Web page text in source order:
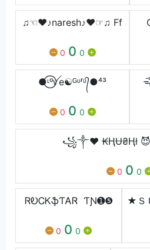
♫☜♥♪naresh♪♥☞♫ Ff
0 0 0
●⃝ᶫᵒꪜe☯ᴳᶹʳᶹ᭄●⁴³
0 0 0
꧁༒♥ ₭ⱧɄ₴Ⱨł
0 0 0
ᏒᎧᏟᏦֆƬᎪᏒ ƬƝ➊❺
0 0 0
★Ｓ